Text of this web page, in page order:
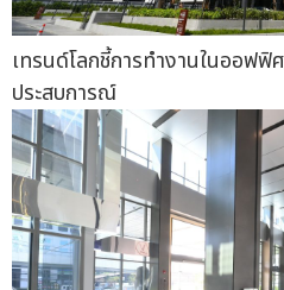
เทรนด์โลกชี้การทำงานในออฟ
ประสบการณ์